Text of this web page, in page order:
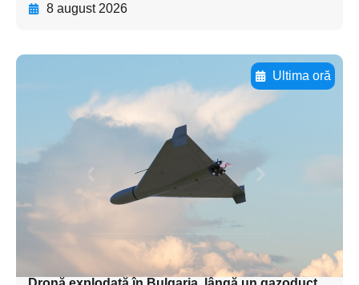
8 august 2026
Ultima oră
Adaugă aici textul pentru
subtitluAdaugă aici
textul pentru
subtitluAdaugă aici
textul pentru
subtitluAdaugă aici
textul pentru subti